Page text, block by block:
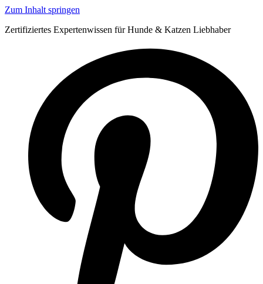
Zum Inhalt springen
Zertifiziertes Expertenwissen für Hunde & Katzen Liebhaber